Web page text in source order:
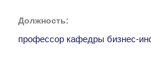
Должность:
профессор кафедры бизнес-